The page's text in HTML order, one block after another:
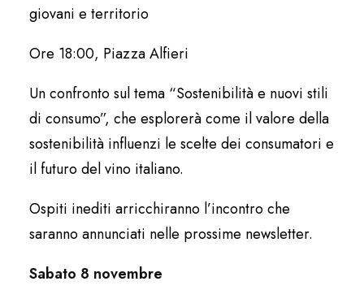
giovani e territorio
Ore 18:00, Piazza Alfieri
Un confronto sul tema “Sostenibilità e nuovi stili
di consumo”, che esplorerà come il valore della
sostenibilità influenzi le scelte dei consumatori e
il futuro del vino italiano.
Ospiti inediti arricchiranno l’incontro che
saranno annunciati nelle prossime newsletter.
Sabato 8 novembre